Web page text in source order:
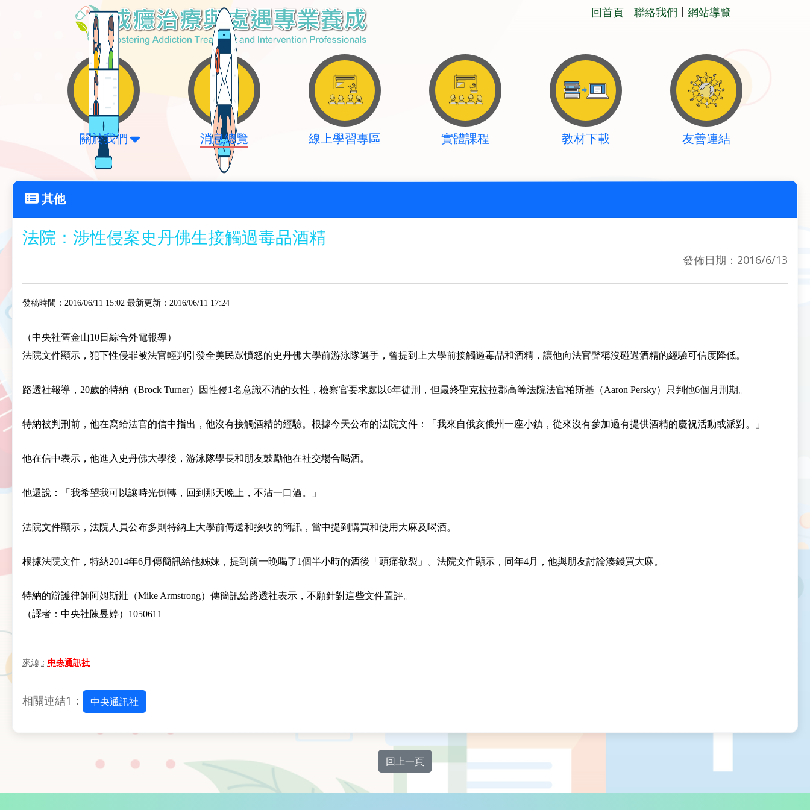
回首頁 聯絡我們 網站導覽
關於我們 消息總覽 線上學習專區 實體課程 教材下載 友善連結
其他
法院：涉性侵案史丹佛生接觸過毒品酒精
發佈日期：2016/6/13
發稿時間：2016/06/11 15:02 最新更新：2016/06/11 17:24
（中央社舊金山10日綜合外電報導）
法院文件顯示，犯下性侵罪被法官輕判引發全美民眾憤怒的史丹佛大學前游泳隊選手，曾提到上大學前接觸過毒品和酒精，讓他向法官聲稱沒碰過酒精的經驗可信度降低。
路透社報導，20歲的特納（Brock Turner）因性侵1名意識不清的女性，檢察官要求處以6年徒刑，但最終聖克拉拉郡高等法院法官柏斯基（Aaron Persky）只判他6個月刑期。
特納被判刑前，他在寫給法官的信中指出，他沒有接觸酒精的經驗。根據今天公布的法院文件：「我來自俄亥俄州一座小鎮，從來沒有參加過有提供酒精的慶祝活動或派對。」
他在信中表示，他進入史丹佛大學後，游泳隊學長和朋友鼓勵他在社交場合喝酒。
他還說：「我希望我可以讓時光倒轉，回到那天晚上，不沾一口酒。」
法院文件顯示，法院人員公布多則特納上大學前傳送和接收的簡訊，當中提到購買和使用大麻及喝酒。
根據法院文件，特納2014年6月傳簡訊給他姊妹，提到前一晚喝了1個半小時的酒後「頭痛欲裂」。法院文件顯示，同年4月，他與朋友討論湊錢買大麻。
特納的辯護律師阿姆斯壯（Mike Armstrong）傳簡訊給路透社表示，不願針對這些文件置評。
（譯者：中央社陳昱婷）1050611
來源： 中央通訊社
相關連結1： 中央通訊社
回上一頁